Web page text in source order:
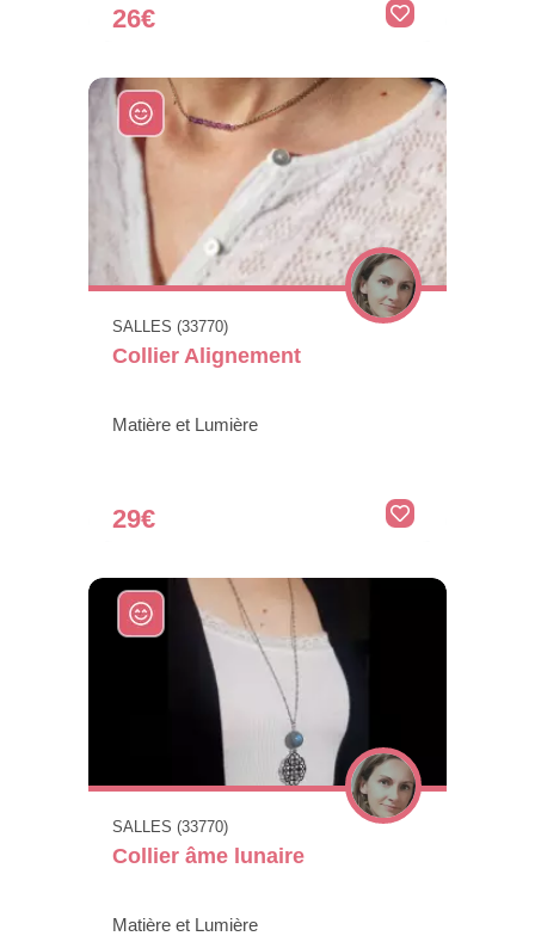
26€
SALLES (33770)
Collier Alignement
Matière et Lumière
29€
SALLES (33770)
Collier âme lunaire
Matière et Lumière